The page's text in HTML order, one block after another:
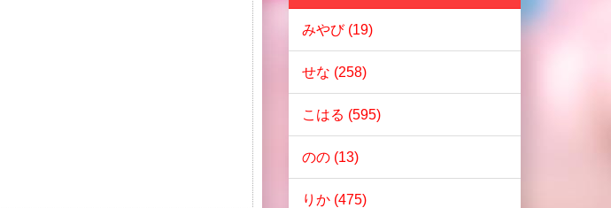
みやび (19)
せな (258)
こはる (595)
のの (13)
りか (475)